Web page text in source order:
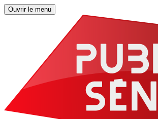
Ouvrir le menu